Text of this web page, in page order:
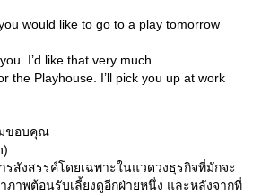
would like to go to a play tomorrow
I’d like that very much.
the Playhouse. I’ll pick you up at work
ขอบคุณ
รสังสรรค์โดยเฉพาะในแวดวงธุรกิจที่มักจะ
ภาพต้อนรับเลี้ยงดูอีกฝ่ายหนึ่ง และหลังจากที่